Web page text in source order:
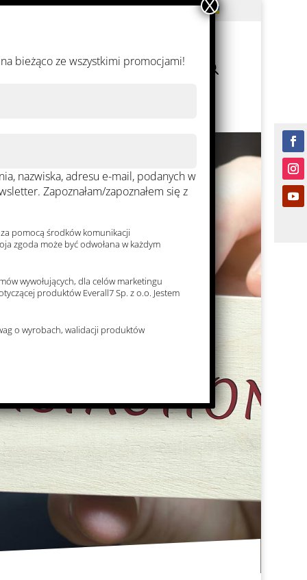
Полезная Контакт Заказы
bieżąco ze wszystkimi promocjami!
nazwiska, adresu e-mail, podanych w
Zapoznałam/zapoznałem się z
pomocą środków komunikacji
zgoda może być odwołana w każdym
wywołujących, dla celów marketingu
produktów Everall7 Sp. z o.o. Jestem
o wyrobach, walidacji produktów